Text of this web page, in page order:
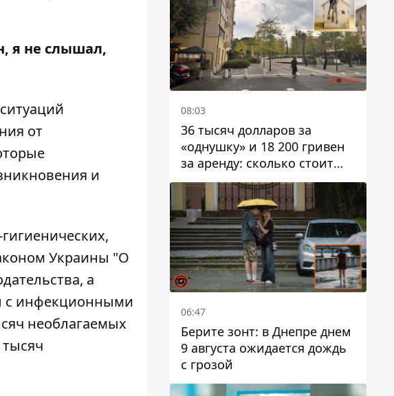
я не слышал,
от
и
Украины "О
а
с инфекционными
необлагаемых
08:03
36 тысяч долларов за
«однушку» и 18 200 гривен
за аренду: сколько стоит
жилье в Днепропетровской
области
06:47
Берите зонт: в Днепре днем ​​
9 августа ожидается дождь
с грозой